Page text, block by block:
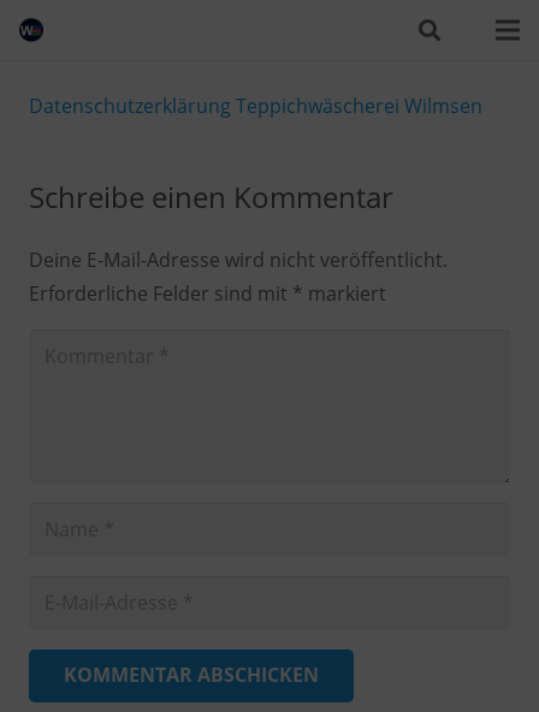
Datenschutzerklärung Teppichwäscherei Wilmsen
Schreibe einen Kommentar
Deine E-Mail-Adresse wird nicht veröffentlicht.
Erforderliche Felder sind mit * markiert
KOMMENTAR ABSCHICKEN